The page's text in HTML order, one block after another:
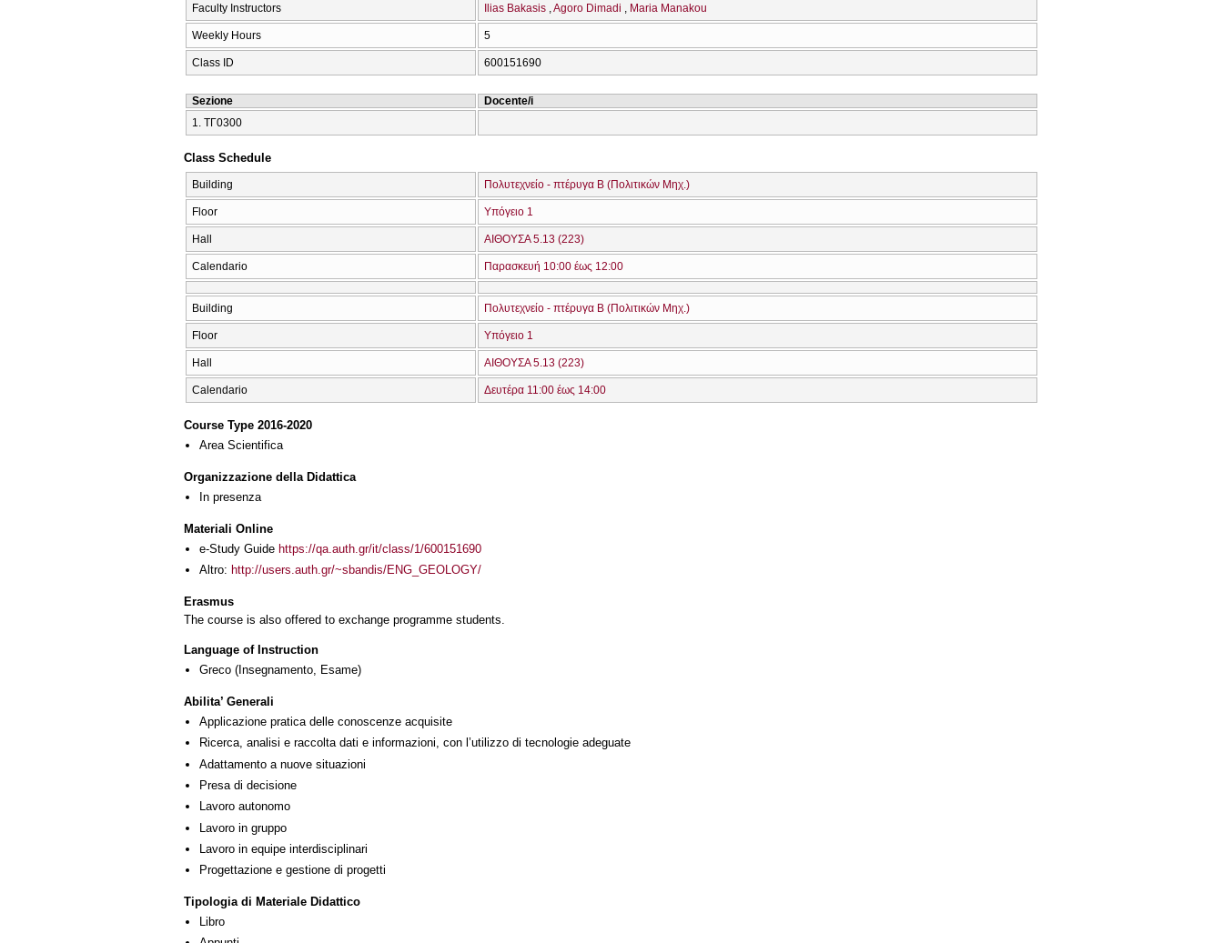
Faculty Instructors Ilias Bakasis Agoro Dimadi Maria Manakou
Weekly Hours 5
Class ID 600151690
Sezione
Docente/i
1. ΤΓ0300
Class Schedule
Building Πολυτεχνείο - πτέρυγα Β (Πολιτικών Μηχ.)
Floor Υπόγειο 1
Hall ΑΙΘΟΥΣΑ 5.13 (223)
Calendario Παρασκευή 10:00 έως 12:00
Building Πολυτεχνείο - πτέρυγα Β (Πολιτικών Μηχ.)
Floor Υπόγειο 1
Hall ΑΙΘΟΥΣΑ 5.13 (223)
Calendario Δευτέρα 11:00 έως 14:00
Course Type 2016-2020
Area Scientifica
Organizzazione della Didattica
In presenza
Materiali Online
e-Study Guide https://qa.auth.gr/it/class/1/600151690
Altro: http://users.auth.gr/~sbandis/ENG_GEOLOGY/
Erasmus
The course is also offered to exchange programme students.
Language of Instruction
Greco (Insegnamento, Esame)
Abilita’ Generali
Applicazione pratica delle conoscenze acquisite
Ricerca, analisi e raccolta dati e informazioni, con l’utilizzo di tecnologie adeguate
Adattamento a nuove situazioni
Presa di decisione
Lavoro autonomo
Lavoro in gruppo
Lavoro in equipe interdisciplinari
Progettazione e gestione di progetti
Tipologia di Materiale Didattico
Libro